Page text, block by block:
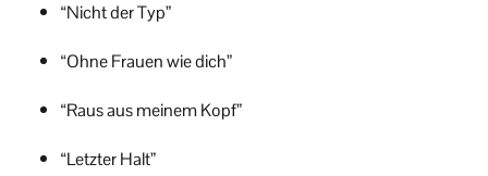
“Nicht der Typ”
“Ohne Frauen wie dich”
“Raus aus meinem Kopf”
“Letzter Halt”